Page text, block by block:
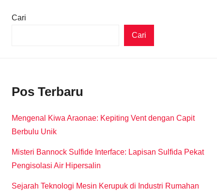
Cari
Cari
Pos Terbaru
Mengenal Kiwa Araonae: Kepiting Vent dengan Capit
Berbulu Unik
Misteri Bannock Sulfide Interface: Lapisan Sulfida Pekat
Pengisolasi Air Hipersalin
Sejarah Teknologi Mesin Kerupuk di Industri Rumahan